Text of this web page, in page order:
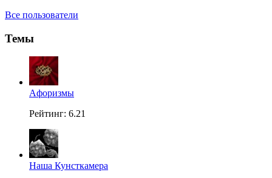
Все пользователи
Темы
Aфоризмы
Рейтинг: 6.21
Наша Кунсткамера